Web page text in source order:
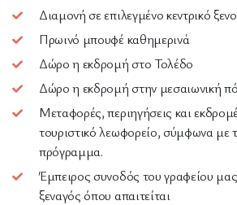
Διαμονή σε επιλεγμένο κεντρικό
Πρωινό μπουφέ καθημερινά
Δώρο η εκδρομή στο Τολέδο
Δώρο η εκδρομή στην μεσαιωνική
Μεταφορές, περιηγήσεις και
τουριστικό λεωφορείο, σύμφωνα με
πρόγραμμα.
Έμπειρος συνοδός του γραφείου
ξεναγός όπου απαιτείται